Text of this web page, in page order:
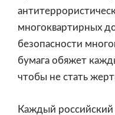
многоквартирных
безопасности
бумага обяжет
чтобы не стать
Каждый